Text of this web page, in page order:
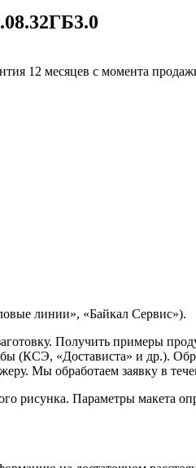
12 месяцев с момента
линии», «Байкал Сервис»).
Получить примеры
(КСЭ, «Достависта» и др.).
Мы обработаем заявку в
рисунка. Параметры макета